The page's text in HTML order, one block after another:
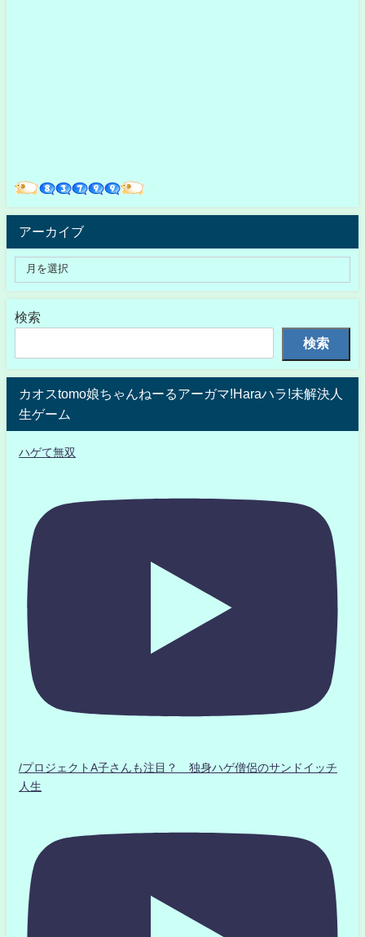
アーカイブ
検索
検索
カオスtomo娘ちゃんねーるアーガマ!Haraハラ!未解決人
生ゲーム
ハゲて無双
/プロジェクトA子さんも注目？ 独身ハゲ僧侶のサンドイッチ
人生